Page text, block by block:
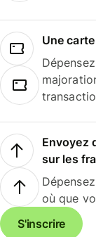
Une
Envoyez
sur les
où que
S'inscrire